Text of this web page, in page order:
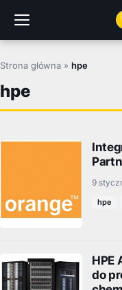
treści
Strona główna »hpe
hpe
9
hpe
HPE
do